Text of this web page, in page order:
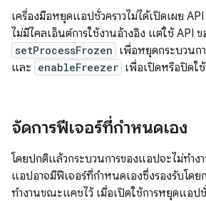
เครื่องมือหยุดแอปชั่วคราวไม่ได้เปิดเผย
ไม่มีไคลเอ็นต์การใช้งานอ้างอิง แต่ใช้ API
setProcessFrozen เพื่อหยุดกระบวนก
และ enableFreezer เพื่อเปิดหรือปิดใ
จัดการฟีเจอร์ที่กำหนดเอง
โดยปกติแล้วกระบวนการของแอปจะไม่ทำง
แอปอาจมีฟีเจอร์ที่กำหนดเองซึ่งรองรับโดย
ทำงานขณะแคชไว้ เมื่อเปิดใช้การหยุดแอป